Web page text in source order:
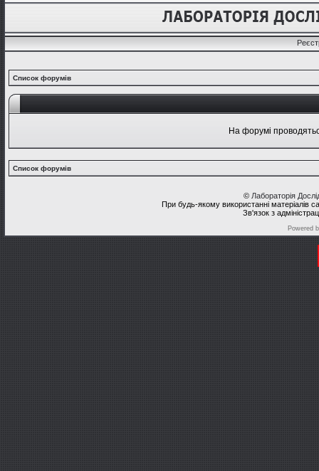
Список форумів
На форумі
Список форумів
© Лабораторія
При будь-якому використанні матеріалів
Зв'язок з
Powered